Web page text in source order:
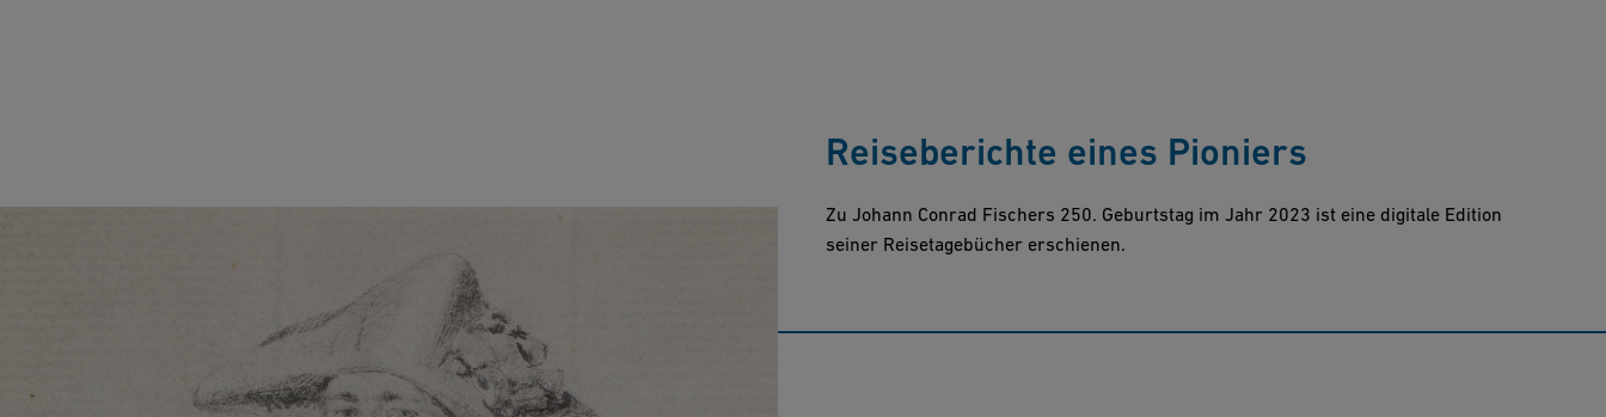
Reiseberichte eines Pioniers
Zu Johann Conrad Fischers 250. Geburtstag im Jahr 2023 ist eine digitale Edition
seiner Reisetagebücher erschienen.